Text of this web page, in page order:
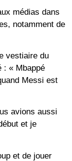
médias dans
notamment de
vestiaire du
: « Mbappé
Messi est
avions aussi
et je
et de jouer